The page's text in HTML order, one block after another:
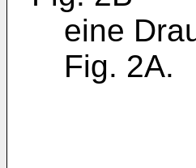
eine
Fig. 2A.